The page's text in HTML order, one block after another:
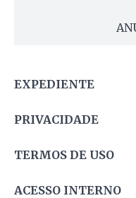
EXPEDIENTE
PRIVACIDADE
TERMOS DE USO
ACESSO INTERNO